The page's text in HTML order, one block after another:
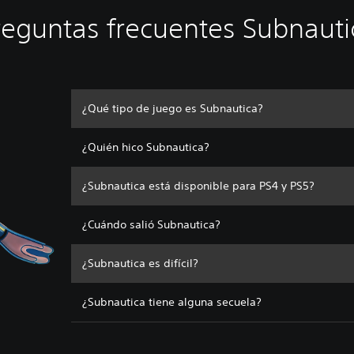
frecuentes
¿Qué tipo de juego es Subnautica?
¿Quién hico Subnautica?
¿Subnautica está disponible para PS4 y PS5?
¿Cuándo salió Subnautica?
¿Subnautica es difícil?
¿Subnautica tiene alguna secuela?